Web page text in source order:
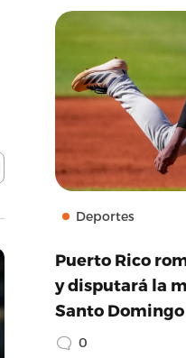
Deportes
Puerto Rico
y disputará la
Santo
0